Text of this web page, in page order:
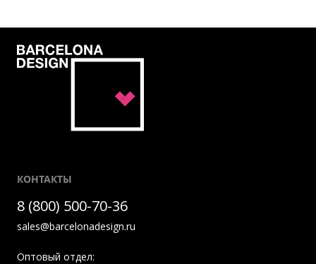
КОНТАКТЫ
8 (800) 500-70-36
sales@barcelonadesign.ru
Оптовый отдел: